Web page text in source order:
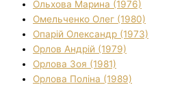
Ольхова Марина (1976)
Омельченко Олег (1980)
Опарій Олександр (1973)
Орлов Андрій (1979)
Орлова Зоя (1981)
Орлова Поліна (1989)